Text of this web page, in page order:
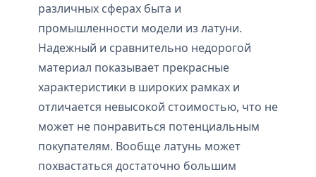
различных сферах быта и
промышленности модели из латуни.
Надежный и сравнительно недорогой
материал показывает прекрасные
характеристики в широких рамках и
отличается невысокой стоимостью, что не
может не понравиться потенциальным
покупателям. Вообще латунь может
похвастаться достаточно большим